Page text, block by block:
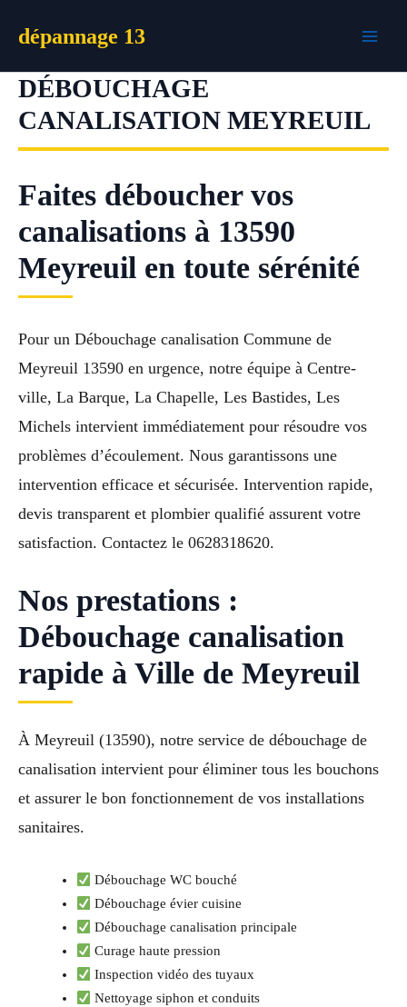
dépannage 13
DÉBOUCHAGE
CANALISATION MEYREUIL
Faites déboucher vos
canalisations à 13590
Meyreuil en toute sérénité
Pour un Débouchage canalisation Commune de
Meyreuil 13590 en urgence, notre équipe à Centre-
ville, La Barque, La Chapelle, Les Bastides, Les
Michels intervient immédiatement pour résoudre vos
problèmes d’écoulement. Nous garantissons une
intervention efficace et sécurisée. Intervention rapide,
devis transparent et plombier qualifié assurent votre
satisfaction. Contactez le 0628318620.
Nos prestations :
Débouchage canalisation
rapide à Ville de Meyreuil
À Meyreuil (13590), notre service de débouchage de
canalisation intervient pour éliminer tous les bouchons
et assurer le bon fonctionnement de vos installations
sanitaires.
Débouchage WC bouché
Débouchage évier cuisine
Débouchage canalisation principale
Curage haute pression
Inspection vidéo des tuyaux
Nettoyage siphon et conduits